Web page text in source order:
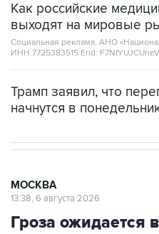
Как российские
выходят на мировые
Социальная реклама, АНО
ИНН 7725383515 Erid:
Трамп заявил, что
начнутся в
МОСКВА
13:38, 6 августа 2026
Гроза ожидается